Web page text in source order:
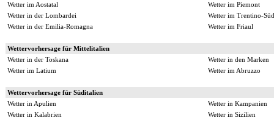
Wetter im Aostatal
Wetter im Piemont
Wetter in der Lombardei
Wetter im Trentino-
Wetter in der Emilia-Romagna
Wetter im Friaul
Wettervorhersage für Mittelitalien
Wetter in der Toskana
Wetter in den Marken
Wetter im Latium
Wetter im Abruzzo
Wettervorhersage für Süditalien
Wetter in Apulien
Wetter in Kampanien
Wetter in Kalabrien
Wetter in Sizilien